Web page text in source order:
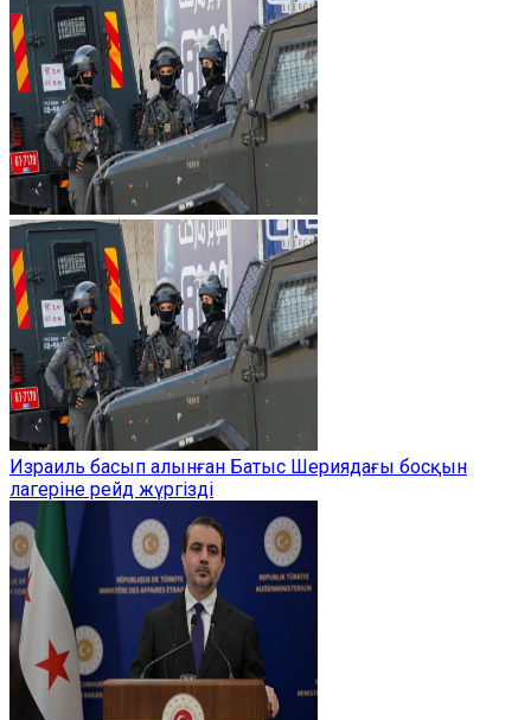
Израиль басып алынған Батыс Шериядағы босқын
лагеріне рейд жүргізді